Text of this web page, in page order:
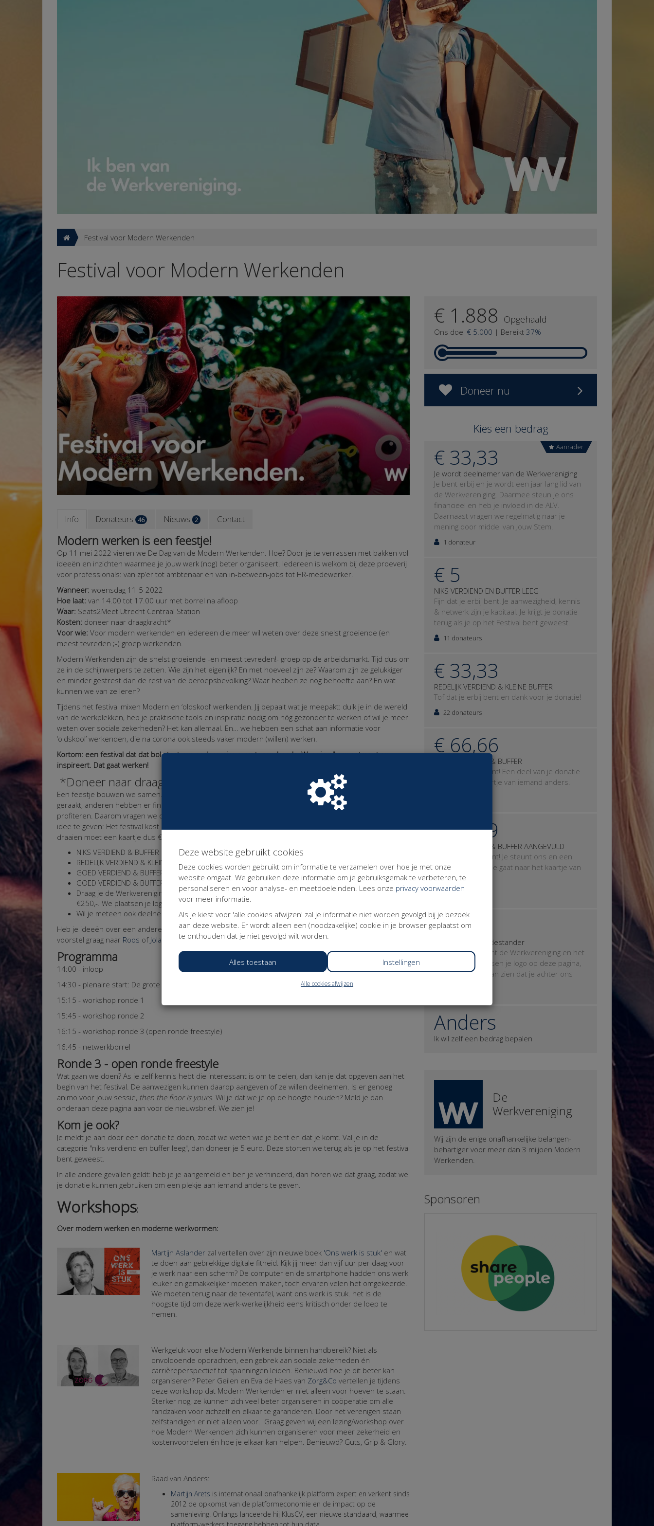
Festival voor Modern Werkenden
Festival voor Modern Werkenden
Info Donateurs 46 Nieuws 2 Contact
Modern werken is een feestje!
Op 11 mei 2022 vieren we De Dag van de Modern Werkenden. Hoe? Door je te verrassen met bakken vol
ideeën en inzichten waarmee je jouw werk (nog) beter organiseert. Iedereen is welkom bij deze proeverij
voor professionals: van zp’er tot ambtenaar en van in-between-jobs tot HR-medewerker.
Wanneer: woensdag 11-5-2022
Hoe laat: van 14.00 tot 17.00 uur met borrel na afloop
Waar: Seats2Meet Utrecht Centraal Station
Kosten: doneer naar draagkracht*
Voor wie: Voor modern werkenden en iedereen die meer wil weten over deze snelst groeiende (en
meest tevreden ;-) groep werkenden.
Modern Werkenden zijn de snelst groeiende -en meest tevreden!- groep op de arbeidsmarkt. Tijd dus om
ze in de schijnwerpers te zetten. Wie zijn het eigenlijk? En met hoeveel zijn ze? Waarom zijn ze gelukkiger
en minder gestrest dan de rest van de beroepsbevolking? Waar hebben ze nog behoefte aan? En wat
kunnen we van ze leren?
Tijdens het festival mixen Modern en ‘oldskool’ werkenden. Jij bepaalt wat je meepakt: duik je in de wereld
van de werkplekken, heb je praktische tools en inspiratie nodig om nóg gezonder te werken of wil je meer
weten over sociale zekerheden? Het kan allemaal. En… we hebben een schat aan informatie voor
‘oldskool’ werkenden, die na corona ook steeds vaker modern (willen) werken.
Kortom: een festival dat dat bol staat van anders, nieuw en tegendraads. Waar je elkaar ontmoet en
inspireert. Dat gaat werken!
*Doneer naar draagkracht? Wat houdt dat in?
Een feestje bouwen we samen. Sommigen van ons zijn onevenredig hard door de coronamaatregelen
geraakt, anderen hebben er financieel weinig van gemerkt en weer anderen hebben juist kunnen
profiteren. Daarom vragen we om solidair met elkaar te zijn en te doneren naar draagkracht. Om je een
idee te geven: Het festival kost ons € 5.000,- euro en we verwachten zo’n 150 bezoekers. Om quitte te
draaien moet een kaartje dus € 33,33 per persoon opleveren.
NIKS VERDIEND & BUFFER LEEG: je aanwezigheid, kennis & netwerk zijn je kapitaal
REDELIJK VERDIEND & KLEINE BUFFER: doneer dan minimaal € 33,33
GOED VERDIEND & BUFFER: doneer dan minimaal € 66,66
GOED VERDIEND & BUFFER AANGEVULD: doneer dan minimaal € 99,99
Draag je de Werkvereniging een warm hart toe en wil je mini-Medestander worden? Doneer dan
€250,-. We plaatsen je logo dan op deze pagina.Wil je een factuur, dan komt er BTW bij.
Wil je meteen ook deelnemer van de Werkvereniging worden? Wat tof! Kies dan voor die optie.
Heb je ideeën over een andere manier van bijdragen, dan zijn we daar heel benieuwd naar. Mail je
voorstel graag naar Roos of Jolanda
Programma
14:00 - inloop
14:30 - plenaire start: De grote ‘Wie is de Modern Werkende’ quiz
15:15 - workshop ronde 1
15:45 - workshop ronde 2
16:15 - workshop ronde 3 (open ronde freestyle)
16:45 - netwerkborrel
Ronde 3 - open ronde freestyle
Wat gaan we doen? As je zelf kennis hebt die interessant is om te delen, dan kan je dat opgeven aan het
begin van het festival. De aanwezigen kunnen daarop aangeven of ze willen deelnemen. Is er genoeg
animo voor jouw sessie, then the floor is yours. Wil je dat we je op de hoogte houden? Meld je dan
onderaan deze pagina aan voor de nieuwsbrief. We zien je!
Kom je ook?
Je meldt je aan door een donatie te doen, zodat we weten wie je bent en dat je komt. Val je in de
categorie "niks verdiend en buffer leeg", dan doneer je 5 euro. Deze storten we terug als je op het festival
bent geweest.
In alle andere gevallen geldt: heb je je aangemeld en ben je verhinderd, dan horen we dat graag, zodat we
je donatie kunnen gebruiken om een plekje aan iemand anders te geven.
Workshops:
Over modern werken en moderne werkvormen:
Martijn Aslander zal vertellen over zijn nieuwe boek 'Ons werk is stuk' en wat
te doen aan gebrekkige digitale fitheid. Kijk jij meer dan vijf uur per daag voor
je werk naar een scherm? De computer en de smartphone hadden ons werk
leuker en gemakkelijker moeten maken, toch ervaren velen het omgekeerde.
We moeten terug naar de tekentafel, want ons werk is stuk. het is de
hoogste tijd om deze werk-werkelijkheid eens kritisch onder de loep te
nemen.
Werkgeluk voor elke Modern Werkende binnen handbereik? Niet als
onvoldoende opdrachten, een gebrek aan sociale zekerheden én
carrièreperspectief tot spanningen leiden. Benieuwd hoe je dit beter kan
organiseren? Peter Geilen en Eva de Haes van Zorg&Co vertellen je tijdens
deze workshop dat Modern Werkenden er niet alleen voor hoeven te staan.
Sterker nog, ze kunnen zich veel beter organiseren in coöperatie om alle
randzaken voor zichzelf en elkaar te garanderen. Door het verenigen staan
zelfstandigen er niet alleen voor. Graag geven wij een lezing/workshop over
hoe Modern Werkenden zich kunnen organiseren voor meer zekerheid en
kostenvoordelen én hoe je elkaar kan helpen. Benieuwd? Guts, Grip & Glory.
Raad van Anders:
Martijn Arets is internationaal onafhankelijk platform expert en verkent sinds
2012 de opkomst van de platformeconomie en de impact op de
samenleving. Onlangs lanceerde hij KlusCV, een nieuwe standaard, waarmee
€ 1.888 Opgehaald
Ons doel € 5.000 | Bereikt 37%
Doneer nu
Kies een bedrag
Aanrader
€ 33,33
Je wordt deelnemer van de Werkvereniging
Je bent erbij en je wordt een jaar lang lid van
de Werkvereniging. Daarmee steun je ons
financieel en heb je invloed in de ALV.
Daarnaast vragen we regelmatig naar je
mening door middel van Jouw Stem.
1 donateur
€ 5
NIKS VERDIEND EN BUFFER LEEG
Fijn dat je erbij bent! Je aanwezigheid, kennis
& netwerk zijn je kapitaal. Je krijgt je donatie
terug als je op het Festival bent geweest.
11 donateurs
€ 33,33
REDELIJK VERDIEND & KLEINE BUFFER
Tof dat je erbij bent en dank voor je donatie!
22 donateurs
€ 66,66
GOED VERDIEND & BUFFER
Tof dat je erbij bent! Een deel van je donatie
gaat naar het kaartje van iemand anders.
€ 99,99
GOED VERDIEND & BUFFER AANGEVULD
Tof dat je erbij bent! Je steunt ons en een
deel van je donatie gaat naar het kaartje van
iemand anders.
3 donateurs
€ 250
Je wordt mini-Medestander
Geweldig, je steunt de Werkvereniging en het
Festival. We plaatsen je logo op deze pagina,
zodat iedereen kan zien dat je achter ons
Anders
Ik wil zelf een bedrag bepalen
De
Werkvereniging
Wij zijn de enige onafhankelijke belangen-
behartiger voor meer dan 3 miljoen Modern
Werkenden.
Sponsoren
Deze website gebruikt cookies
Deze cookies worden gebruikt om informatie te verzamelen over hoe je met onze
website omgaat. We gebruiken deze informatie om je gebruiksgemak te verbeteren, te
personaliseren en voor analyse- en meetdoeleinden. Lees onze privacy voorwaarden
voor meer informatie.
Als je kiest voor 'alle cookies afwijzen' zal je informatie niet worden gevolgd bij je bezoek
aan deze website. Er wordt alleen een (noodzakelijke) cookie in je browser geplaatst om
te onthouden dat je niet gevolgd wilt worden.
Alles toestaan Instellingen
Alle cookies afwijzen